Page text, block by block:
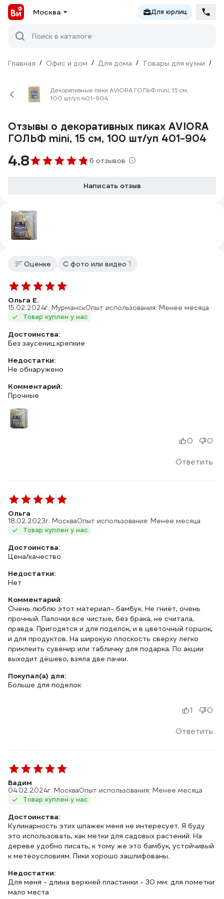
Москва Для юрлиц
Поиск в каталоге
Главная / Офис и дом / Для дома / Товары для кухни /
Декоративные пики AVIORA ГОЛЬФ mini, 15 см,
100 шт/уп 401-904
Отзывы о декоративных пиках AVIORA
ГОЛЬФ mini, 15 см, 100 шт/уп 401-904
4.8 6 отзывов
Написать отзыв
Оценке С фото или видео 1
Ольга Е.
15.02.2024г. МурманскОпыт использования: Менее месяца
Товар куплен у нас
Достоинства:
Без заусениц.крепкие
Недостатки:
Не обнаружено
Комментарий:
Прочные
Ответить
0 0
Ольга
18.02.2023г. МоскваОпыт использования: Менее месяца
Товар куплен у нас
Достоинства:
Цена/качество
Недостатки:
Нет
Комментарий:
Очень люблю этот материал- бамбук. Не гниёт, очень
прочный. Палочки все чистые, без брака, не считала,
правда. Пригодятся и для поделок, и в цветочный горшок,
и для продуктов. На широкую плоскость сверху легко
приклеить сувенир или табличку для подарка. По акции
выходит дёшево, взяла две пачки.
Покупал(а) для:
Больше для поделок
Ответить
1 0
Вадим
04.02.2024г. МоскваОпыт использования: Менее месяца
Товар куплен у нас
Достоинства:
Кулинарность этих шпажек меня не интересует. Я буду
это использовать, как метки для садовых растений. На
дереве удобно писать, к тому же это бамбук, устойчивый
к метеоусловиям. Пики хорошо зашлифованы.
Недостатки:
Для меня - длина верхней пластинки - 30 мм: для пометки
мало места